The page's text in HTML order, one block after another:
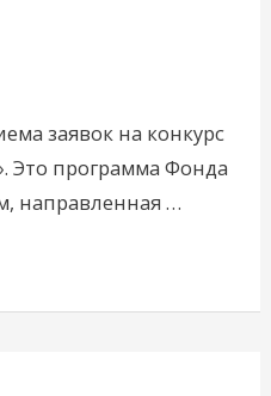
заявок на конкурс
Это программа Фонда
направленная …